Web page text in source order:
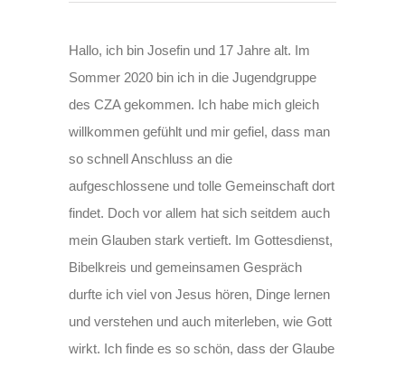
Hallo, ich bin Josefin und 17 Jahre alt. Im
Sommer 2020 bin ich in die Jugendgruppe
des CZA gekommen. Ich habe mich gleich
willkommen gefühlt und mir gefiel, dass man
so schnell Anschluss an die
aufgeschlossene und tolle Gemeinschaft dort
findet. Doch vor allem hat sich seitdem auch
mein Glauben stark vertieft. Im Gottesdienst,
Bibelkreis und gemeinsamen Gespräch
durfte ich viel von Jesus hören, Dinge lernen
und verstehen und auch miterleben, wie Gott
wirkt. Ich finde es so schön, dass der Glaube